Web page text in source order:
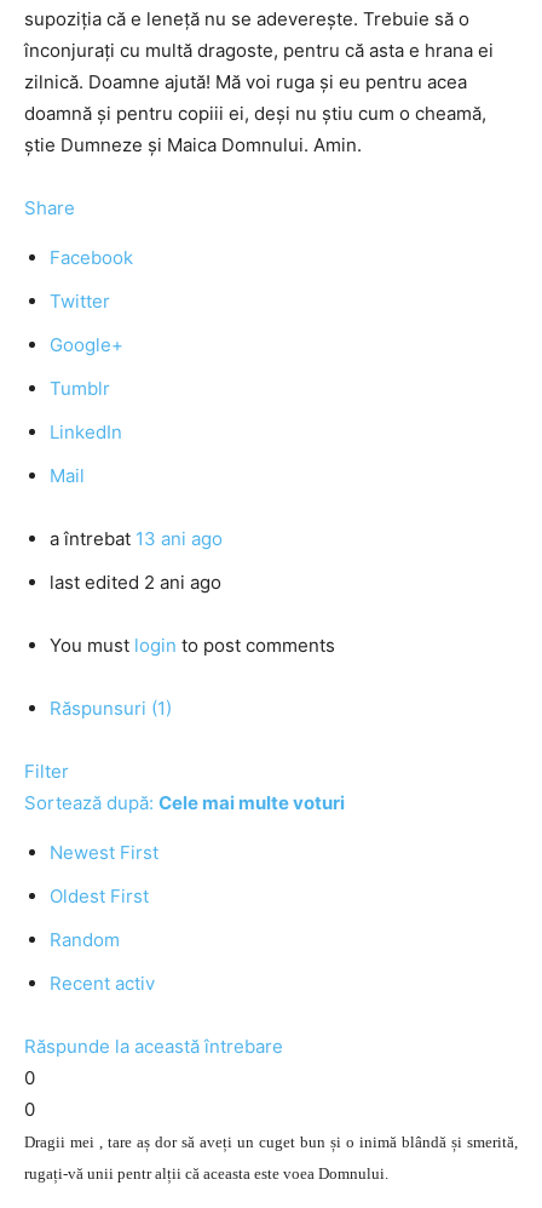
supoziţia că e leneţă nu se adevereşte. Trebuie să o
înconjuraţi cu multă dragoste, pentru că asta e hrana ei
zilnică. Doamne ajută! Mă voi ruga şi eu pentru acea
doamnă şi pentru copiii ei, deşi nu ştiu cum o cheamă,
ştie Dumneze şi Maica Domnului. Amin.
Share
Facebook
Twitter
Google+
Tumblr
LinkedIn
Mail
a întrebat 13 ani ago
last edited 2 ani ago
You must login to post comments
Răspunsuri (1)
Filter
Sortează după: Cele mai multe voturi
Newest First
Oldest First
Random
Recent activ
Răspunde la această întrebare
0
0
Dragii mei , tare aș dor să aveți un cuget bun și o inimă blândă și smerită,
rugați-vă unii pentr alții că aceasta este voea Domnului.